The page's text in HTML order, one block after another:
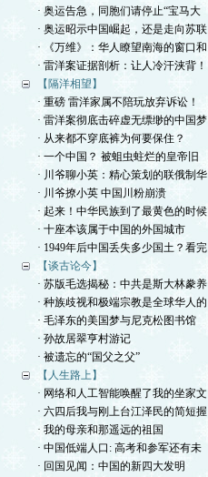
· 奥运告急，同胞们请停止“宝马大
· 奥运昭示中国崛起，还是走向苏联
· 《万维》：华人瞭望南海的窗口和
· 雷洋案证据剖析：让人冷汗浃背！
【隔洋相望】
· 重磅 雷洋家属不陪玩放弃诉讼！
· 雷洋案彻底击碎虚无缥缈的中国梦
· 从来都不穿底裤为何要保住？
· 一个中国？ 被蛆虫蛀烂的皇帝旧
· 川爷聊小英：精心策划的联俄制华
· 川爷撩小英 中国川粉崩溃
· 起来！中华民族到了最黄色的时候
· 十座本该属于中国的外国城市
· 1949年后中国丢失多少国土？看完
【谈古论今】
· 苏版毛选揭秘：中共是斯大林豢养
· 种族歧视和极端宗教是全球华人的
· 毛泽东的美国梦与尼克松图书馆
· 孙故居翠亨村游记
· 被遗忘的“国父之父”
【人生路上】
· 网络和人工智能唤醒了我的坐家文
· 六四后我与刚上台江泽民的简短握
· 我的母亲和那遥远的祖国
· 中国低端人口: 高考和参军还有未
· 回国见闻：中国的新四大发明